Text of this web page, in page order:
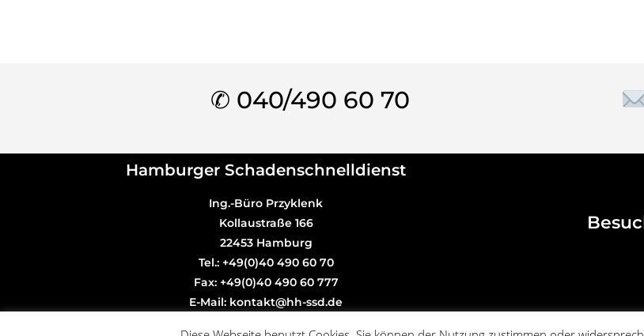
✆ 040/490 60 70
Hamburger Schadenschnelldienst
Ing.-Büro Przyklenk
Kollaustraße 166
22453 Hamburg
Tel.: +49(0)40 490 60 70
Fax: +49(0)40 490 60 777
E-Mail: kontakt@hh-ssd.de